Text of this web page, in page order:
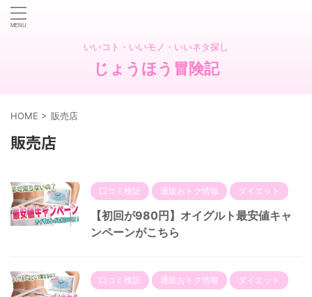
いいコト・いいモノ・いいネタ探し
じょうほう冒険記
HOME > 販売店
販売店
口コミ検証 通販おトク情報 ダイエット
【初回が980円】オイグルト最安値キャ
ンペーンがこちら
口コミ検証 通販おトク情報 ダイエット